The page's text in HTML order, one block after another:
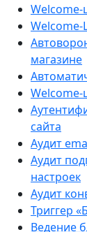
Welcome-
магазине
Welcome-
сайта
Аудит
Аудит
настроек
Аудит
Триггер
Ведение